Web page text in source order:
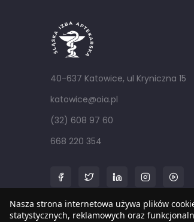
40-637 Katowice, ul Kryniczna 15
katowice@oia.pl
(32) 608 97 60
668 220 354
Nasza strona internetowa używa plików
statystycznych, reklamowych oraz